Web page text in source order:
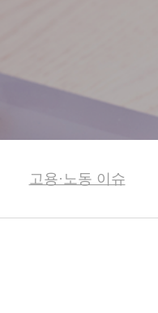
고용·노동 이슈